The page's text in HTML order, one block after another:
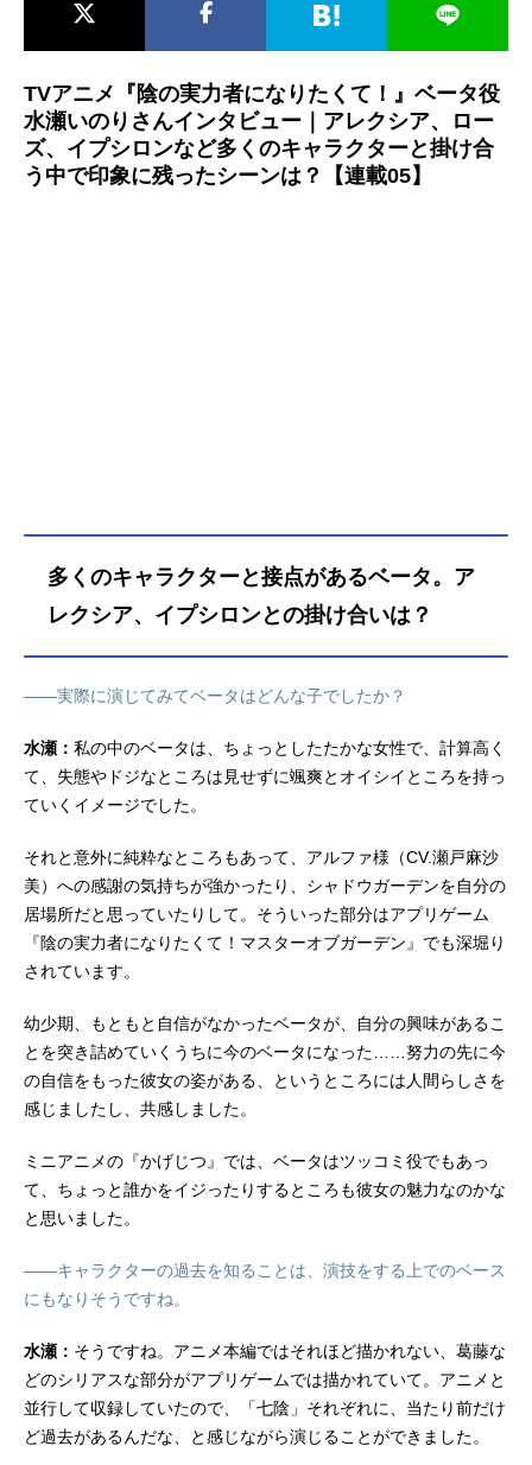
男性声優/女性声優一覧
TVアニメ『陰の実力者になりたくて！』ベータ役
水瀬いのりさんインタビュー｜アレクシア、ロー
ズ、イプシロンなど多くのキャラクターと掛け合
う中で印象に残ったシーンは？【連載05】
多くのキャラクターと接点があるベータ。ア
レクシア、イプシロンとの掛け合いは？
――実際に演じてみてベータはどんな子でしたか？
水瀬： 私の中のベータは、ちょっとしたたかな女性で、計算高く
て、失態やドジなところは見せずに颯爽とオイシイところを持っ
ていくイメージでした。
それと意外に純粋なところもあって、アルファ様（CV.瀬戸麻沙
美）への感謝の気持ちが強かったり、シャドウガーデンを自分の
居場所だと思っていたりして。そういった部分はアプリゲーム
『陰の実力者になりたくて！マスターオブガーデン』でも深堀り
されています。
幼少期、もともと自信がなかったベータが、自分の興味があるこ
とを突き詰めていくうちに今のベータになった……努力の先に今
の自信をもった彼女の姿がある、というところには人間らしさを
感じましたし、共感しました。
ミニアニメの『かげじつ』では、ベータはツッコミ役でもあっ
て、ちょっと誰かをイジったりするところも彼女の魅力なのかな
と思いました。
――キャラクターの過去を知ることは、演技をする上でのベース
にもなりそうですね。
水瀬： そうですね。アニメ本編ではそれほど描かれない、葛藤な
どのシリアスな部分がアプリゲームでは描かれていて。アニメと
並行して収録していたので、「七陰」それぞれに、当たり前だけ
ど過去があるんだな、と感じながら演じることができました。